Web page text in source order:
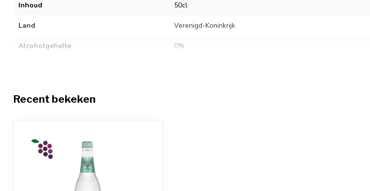
Inhoud 50cl
Land Verenigd-Koninkrijk
Alcoholgehalte 0%
Recent bekeken